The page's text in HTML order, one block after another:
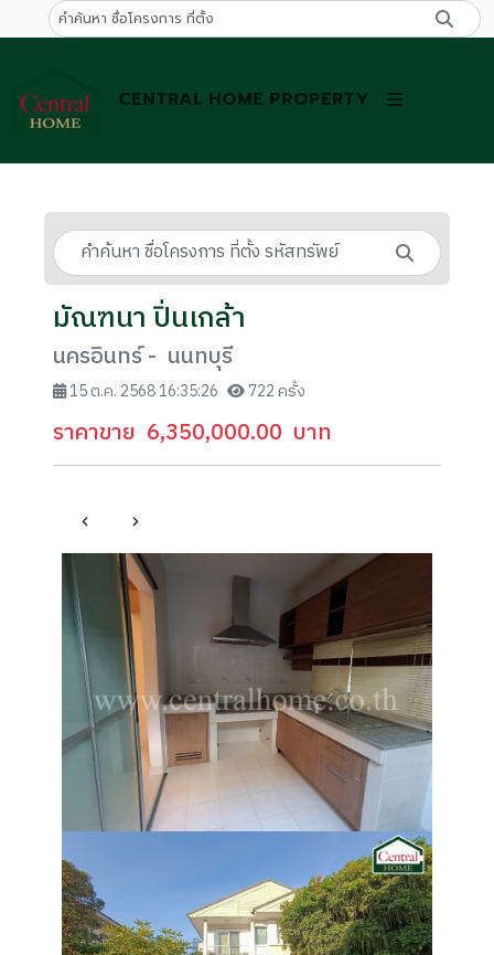
CENTRAL HOME PROPERTY
มัณฑนา ปิ่นเกล้า
นครอินทร์ - นนทบุรี
15 ต.ค. 2568 16:35:26 722 ครั้ง
ราคาขาย 6,350,000.00 บาท